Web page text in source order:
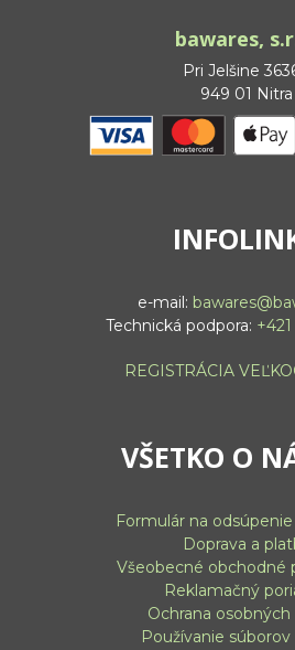
bawares,
Pri Jelšine
949 01 Nitra
e-mail:
Technická podpora:
REGISTRÁCIA
VŠETKO O
Formulár na
Doprava a
Všeobecné obchodné
Reklamačný
Ochrana
Používanie